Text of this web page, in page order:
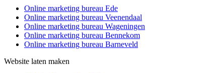
Online marketing bureau Ede
Online marketing bureau Veenendaal
Online marketing bureau Wageningen
Online marketing bureau Bennekom
Online marketing bureau Barneveld
Website laten maken